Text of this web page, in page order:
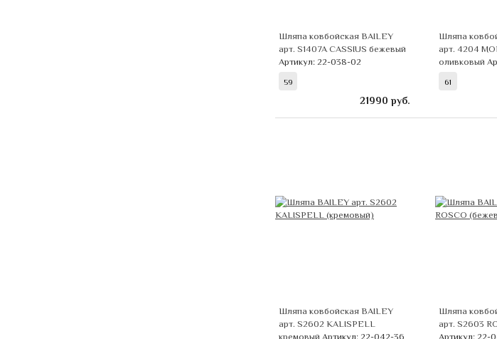
Шляпа ковбойская BAILEY
арт. S1407A CASSIUS бежевый
Артикул: 22-038-02
59
21990 руб.
Шляпа
арт. 4204
оливковый
61
Шляпа ковбойская BAILEY
арт. S2602 KALISPELL
кремовый Артикул: 22-042-36
Шляпа
арт. S2603
Артикул: 22-